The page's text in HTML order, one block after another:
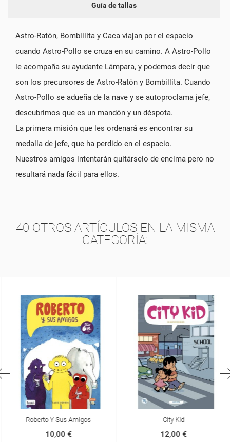
Guía de tallas
Astro-Ratón, Bombillita y Caca viajan por el espacio
cuando Astro-Pollo se cruza en su camino. A Astro-Pollo
le acompaña su ayudante Lámpara, y podemos decir que
son los precursores de Astro-Ratón y Bombillita. Cuando
Astro-Pollo se adueña de la nave y se autoproclama jefe,
descubrimos que es un mandón y un déspota.
La primera misión que les ordenará es encontrar su
medalla de jefe, que ha perdido en el espacio.
Nuestros amigos intentarán quitárselo de encima pero no
resultará nada fácil para ellos.
40 OTROS ARTÍCULOS EN LA MISMA
CATEGORÍA:
Roberto Y Sus Amigos
10,00 €
City Kid
12,00 €